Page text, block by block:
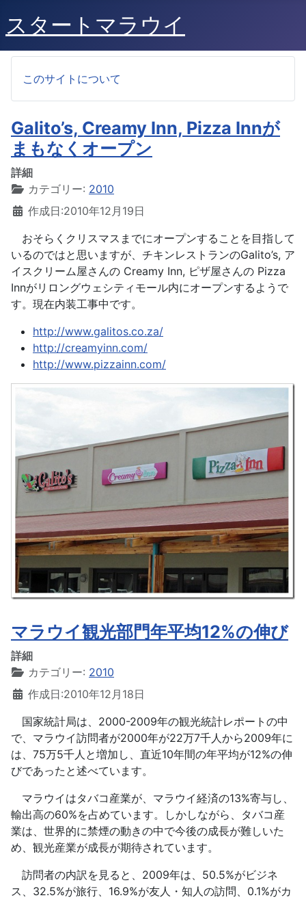
スタートマラウイ
このサイトについて
Galito’s, Creamy Inn, Pizza Innが
まもなくオープン
詳細
カテゴリー: 2010
作成日:2010年12月19日
おそらくクリスマスまでにオープンすることを目指して
いるのではと思いますが、チキンレストランのGalito’s, ア
イスクリーム屋さんの Creamy Inn, ピザ屋さんの Pizza
Innがリロングウェシティモール内にオープンするようで
す。現在内装工事中です。
http://www.galitos.co.za/
http://creamyinn.com/
http://www.pizzainn.com/
マラウイ観光部門年平均12%の伸び
詳細
カテゴリー: 2010
作成日:2010年12月18日
国家統計局は、2000-2009年の観光統計レポートの中
で、マラウイ訪問者が2000年が22万7千人から2009年に
は、75万5千人と増加し、直近10年間の年平均が12%の伸
びであったと述べています。
マラウイはタバコ産業が、マラウイ経済の13%寄与し、
輸出高の60%を占めています。しかしながら、タバコ産
業は、世界的に禁煙の動きの中で今後の成長が難しいた
め、観光産業が成長が期待されています。
訪問者の内訳を見ると、2009年は、50.5%がビジネ
ス、32.5%が旅行、16.9%が友人・知人の訪問、0.1%がカ